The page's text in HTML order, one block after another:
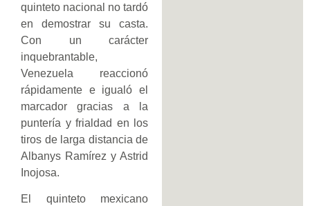
quinteto nacional no tardó
en demostrar su casta.
Con un carácter
inquebrantable,
Venezuela reaccionó
rápidamente e igualó el
marcador gracias a la
puntería y frialdad en los
tiros de larga distancia de
Albanys Ramírez y Astrid
Inojosa.
El quinteto mexicano